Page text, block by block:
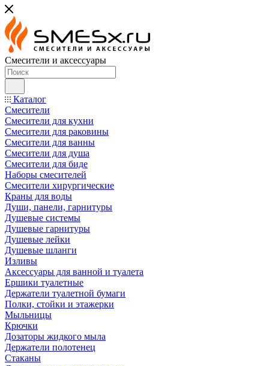
Смесители и аксессуары
Каталог
Смесители
Смесители для кухни
Смесители для раковины
Смесители для ванны
Смесители для душа
Смесители для биде
Наборы смесителей
Смесители хирургические
Краны для воды
Души, панели, гарнитуры
Душевые системы
Душевые гарнитуры
Душевые лейки
Душевые шланги
Изливы
Аксессуары для ванной и туалета
Ершики туалетные
Держатели туалетной бумаги
Полки, стойки и этажерки
Мыльницы
Крючки
Дозаторы жидкого мыла
Держатели полотенец
Стаканы